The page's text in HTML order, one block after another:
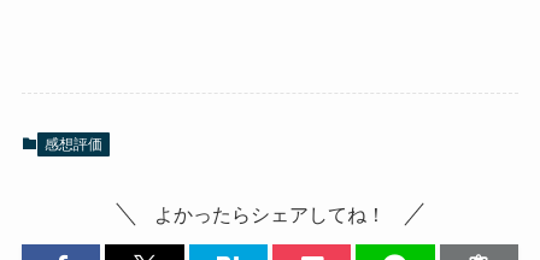
感想評価
よかったらシェアしてね！